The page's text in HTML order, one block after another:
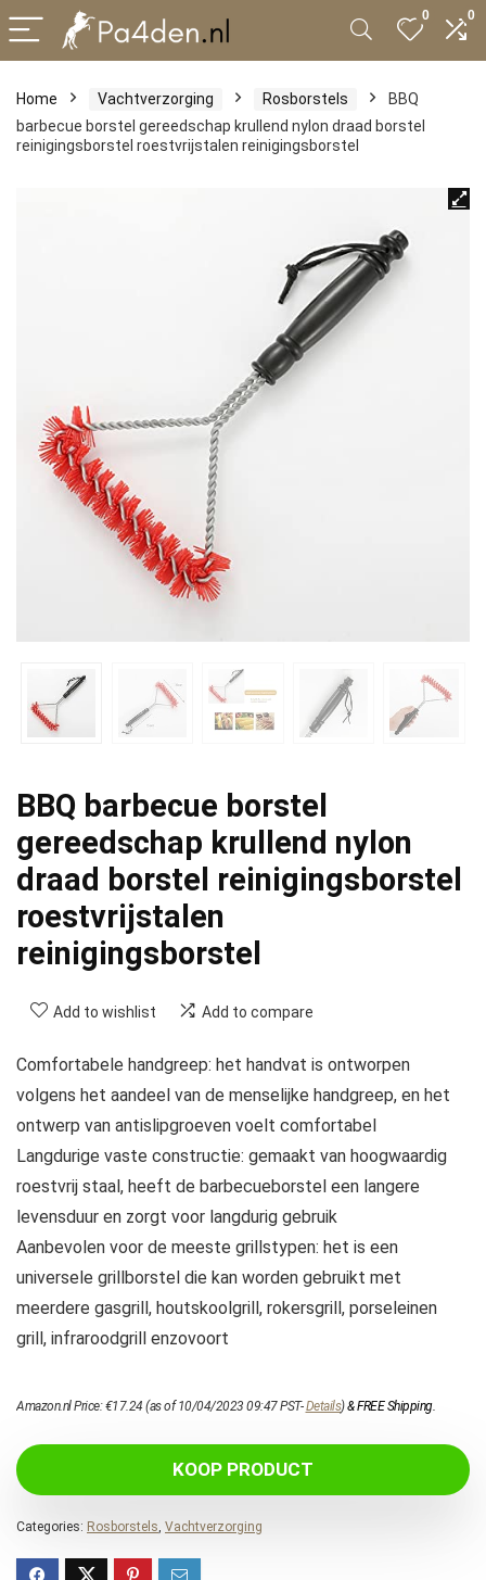
0 0
Home Vachtverzorging Rosborstels
BBQ
barbecue borstel gereedschap krullend nylon draad borstel
reinigingsborstel roestvrijstalen reinigingsborstel
BBQ barbecue borstel
gereedschap krullend nylon
draad borstel reinigingsborstel
roestvrijstalen
reinigingsborstel
Add to wishlist Add to compare
Comfortabele handgreep: het handvat is ontworpen
volgens het aandeel van de menselijke handgreep, en het
ontwerp van antislipgroeven voelt comfortabel
Langdurige vaste constructie: gemaakt van hoogwaardig
roestvrij staal, heeft de barbecueborstel een langere
levensduur en zorgt voor langdurig gebruik
Aanbevolen voor de meeste grillstypen: het is een
universele grillborstel die kan worden gebruikt met
meerdere gasgrill, houtskoolgrill, rokersgrill, porseleinen
grill, infraroodgrill enzovoort
Amazon.nl Price:€17.24 (as of 10/04/2023 09:47 PST-Details)&FREE Shipping.
KOOP PRODUCT
Categories: Rosborstels Vachtverzorging